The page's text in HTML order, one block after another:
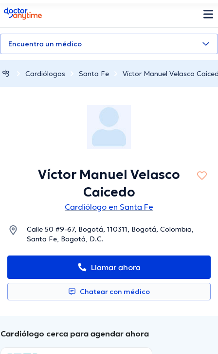
doctoranytime
Encuentra un médico
Cardiólogos Santa Fe Víctor Manuel Velasco
Víctor Manuel Velasco
Caicedo
Cardiólogo en Santa Fe
Calle 50 #9-67, Bogotá, 110311, Bogotá, Colombia,
Santa Fe, Bogotá, D.C.
Llamar ahora
Chatear con médico
Cardiólogo cerca para agendar ahora